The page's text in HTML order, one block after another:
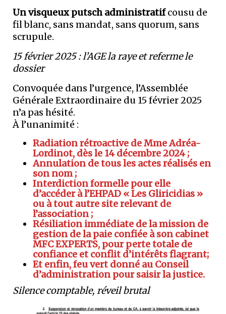
Un visqueux putsch administratifcousu de
fil blanc, sans mandat, sans quorum, sans
scrupule.
15 février 2025 : l’AGE la raye et referme le
dossier
Convoquée dans l’urgence, l’Assemblée
Générale Extraordinaire du 15 février 2025
n’a pas hésité.
À l’unanimité :
Radiation rétroactive de Mme Adréa-
Lordinot, dès le 14 décembre 2024 ;
Annulation de tous les actes réalisés en
son nom ;
Interdiction formelle pour elle
d’accéder à l’EHPAD « Les Gliricidias »
ou à tout autre site relevant de
l’association ;
Résiliation immédiate de la mission de
gestion de la paie confiée à son cabinet
MFC EXPERTS, pour perte totale de
confiance et conflit d’intérêts flagrant;
Et enfin, feu vert donné au Conseil
d’administration pour saisir la justice.
Silence comptable, réveil brutal